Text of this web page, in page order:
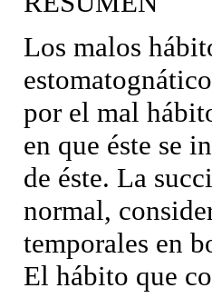
Los malos
por el mal
en que éste se
de éste. La
normal,
temporales en
El hábito que